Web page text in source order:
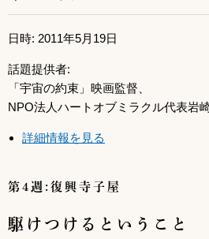
日時: 2011年5月19日
話題提供者:
「宇宙の約束」映画監督、
NPO法人ハートオブミラクル代表岩
詳細情報を見る
第4週:復興寺子屋
駆けつけるということ